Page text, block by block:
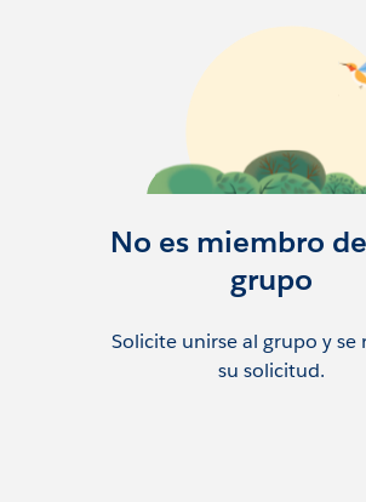
community/groups/
No es miembro
grupo
Solicite unirse al grupo y se
su solicitud.